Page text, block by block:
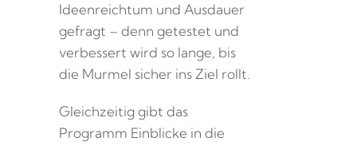
Ideenreichtum und Ausdauer
gefragt – denn getestet und
verbessert wird so lange, bis
die Murmel sicher ins Ziel rollt.
Gleichzeitig gibt das
Programm Einblicke in die